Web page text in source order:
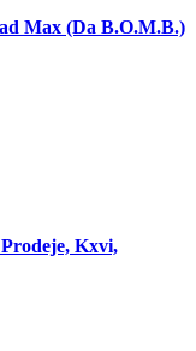
Max (Da B.O.M.B.)
Kxvi,